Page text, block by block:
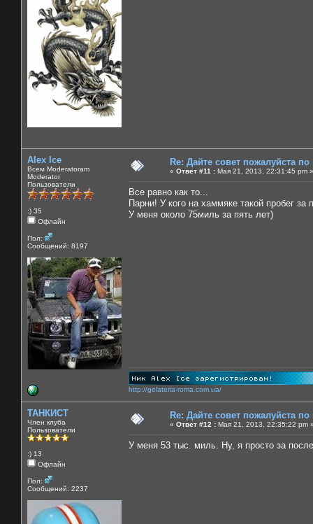
Alex Ice
Всем Moderatoram
Moderator
Пользователи
:) 35
Офлайн
Пол:
Сообщений: 8197
Re: Дайте совет пожалуйста
« Ответ #11 : Мая 21, 2013, 22:31:45 pm »
Все равно как то...
Парни! У кого на хаммяке такой пробег за
У меня около 75миль за пять лет)
http://gelateria-roma.com.ua/
ТАНКИСТ
Член клуба
Пользователи
:) 13
Офлайн
Пол:
Сообщений: 2237
Re: Дайте совет пожалуйста
« Ответ #12 : Мая 21, 2013, 22:35:22 pm
У меня 53 тыс. миль. Ну, я просто за